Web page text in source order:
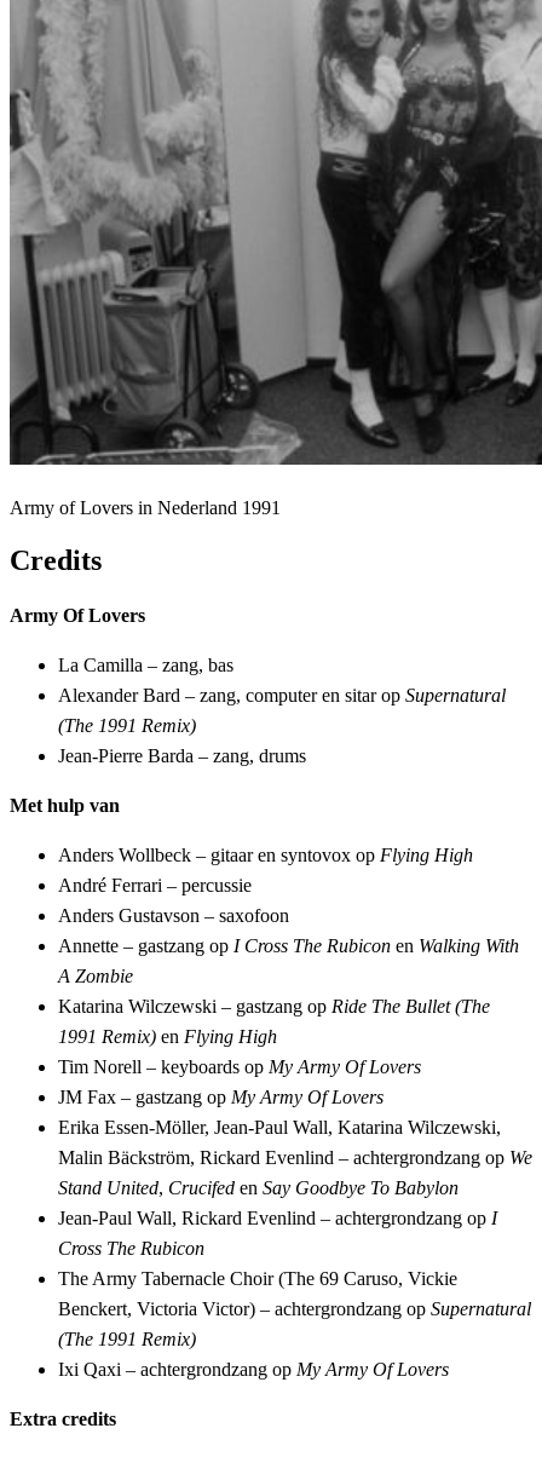
Army of Lovers in Nederland 1991
Credits
Army Of Lovers
La Camilla – zang, bas
Alexander Bard – zang, computer en sitar op Supernatural
(The 1991 Remix)
Jean-Pierre Barda – zang, drums
Met hulp van
Anders Wollbeck – gitaar en syntovox op Flying High
André Ferrari – percussie
Anders Gustavson – saxofoon
Annette – gastzang op I Cross The Rubicon en Walking With
A Zombie
Katarina Wilczewski – gastzang op Ride The Bullet (The
1991 Remix) en Flying High
Tim Norell – keyboards op My Army Of Lovers
JM Fax – gastzang op My Army Of Lovers
Erika Essen-Möller, Jean-Paul Wall, Katarina Wilczewski,
Malin Bäckström, Rickard Evenlind – achtergrondzang op We
Stand United, Crucifed en Say Goodbye To Babylon
Jean-Paul Wall, Rickard Evenlind – achtergrondzang op I
Cross The Rubicon
The Army Tabernacle Choir (The 69 Caruso, Vickie
Benckert, Victoria Victor) – achtergrondzang op Supernatural
(The 1991 Remix)
Ixi Qaxi – achtergrondzang op My Army Of Lovers
Extra credits